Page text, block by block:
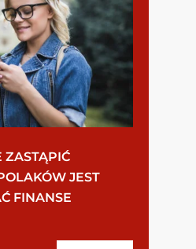
ZASTĄPIĆ
JEST
FINANSE